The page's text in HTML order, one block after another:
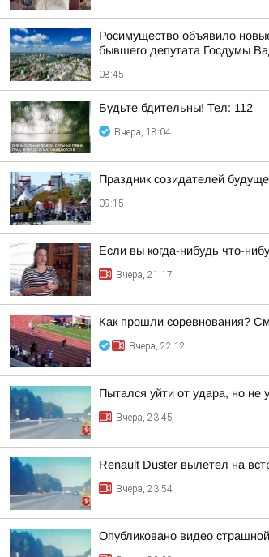
Росимущество объявило
бывшего депутата Госдумы
08:45
Будьте бдительны! Тел: 112
Вчера, 18:04
Праздник созидателей
09:15
Если вы когда-нибудь что-
Вчера, 21:17
Как прошли соревнования?
Вчера, 22:12
Пытался уйти от удара, но
Вчера, 23:45
Renault Duster вылетел на
Вчера, 23:54
Опубликовано видео